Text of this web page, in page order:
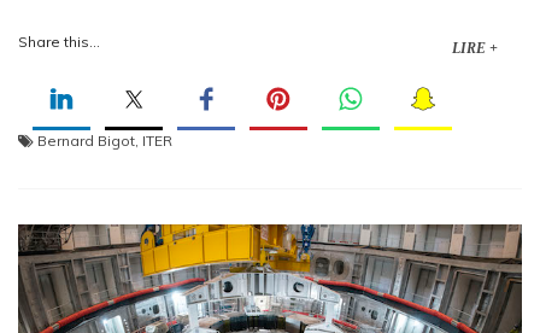
Share this... LIRE +
Bernard Bigot ITER